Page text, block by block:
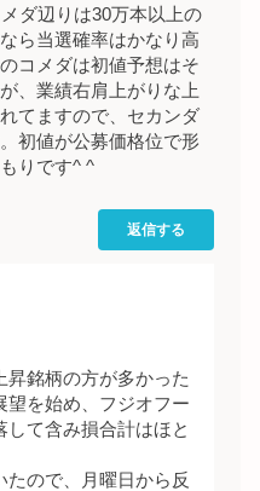
ダ辺りは30万本以上の
ら当選確率はかなり高
コメダは初値予想はそ
、業績右肩上がりな上
てますので、セカンダ
初値が公募価格位で形
りです^ ^
返信する
昇銘柄の方が多かった
望を始め、フジオフー
して含み損合計はほと
ので、月曜日から反